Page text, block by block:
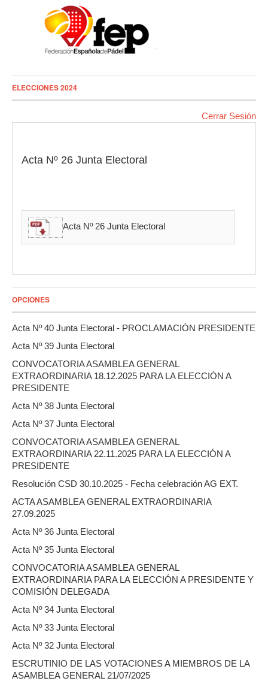
ELECCIONES 2024
Cerrar Sesión
Acta Nº 26 Junta Electoral
Acta Nº 26 Junta Electoral
OPCIONES
Acta Nº 40 Junta Electoral - PROCLAMACIÓN PRESIDENTE
Acta Nº 39 Junta Electoral
CONVOCATORIA ASAMBLEA GENERAL
EXTRAORDINARIA 18.12.2025 PARA LA ELECCIÓN A
PRESIDENTE
Acta Nº 38 Junta Electoral
Acta Nº 37 Junta Electoral
CONVOCATORIA ASAMBLEA GENERAL
EXTRAORDINARIA 22.11.2025 PARA LA ELECCIÓN A
PRESIDENTE
Resolución CSD 30.10.2025 - Fecha celebración AG EXT.
ACTA ASAMBLEA GENERAL EXTRAORDINARIA
27.09.2025
Acta Nº 36 Junta Electoral
Acta Nº 35 Junta Electoral
CONVOCATORIA ASAMBLEA GENERAL
EXTRAORDINARIA PARA LA ELECCIÓN A PRESIDENTE Y
COMISIÓN DELEGADA
Acta Nº 34 Junta Electoral
Acta Nº 33 Junta Electoral
Acta Nº 32 Junta Electoral
ESCRUTINIO DE LAS VOTACIONES A MIEMBROS DE LA
ASAMBLEA GENERAL 21/07/2025